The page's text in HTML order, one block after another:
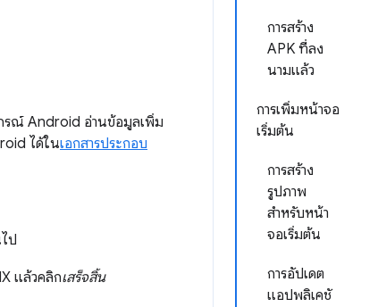
การสร้าง
APK ที่ลง
นามแล้ว
การเพิ่มหน้าจอ
เริ่มต้น
การสร้าง
รูปภาพ
สำหรับหน้า
จอเริ่มต้น
การอัปเดต
แอปพลิเคชั
รณ์ Android อ่านข้อมูลเพิ่ม
ได้ในเอกสารประกอบ
ป
แล้วคลิกเสร็จสิ้น